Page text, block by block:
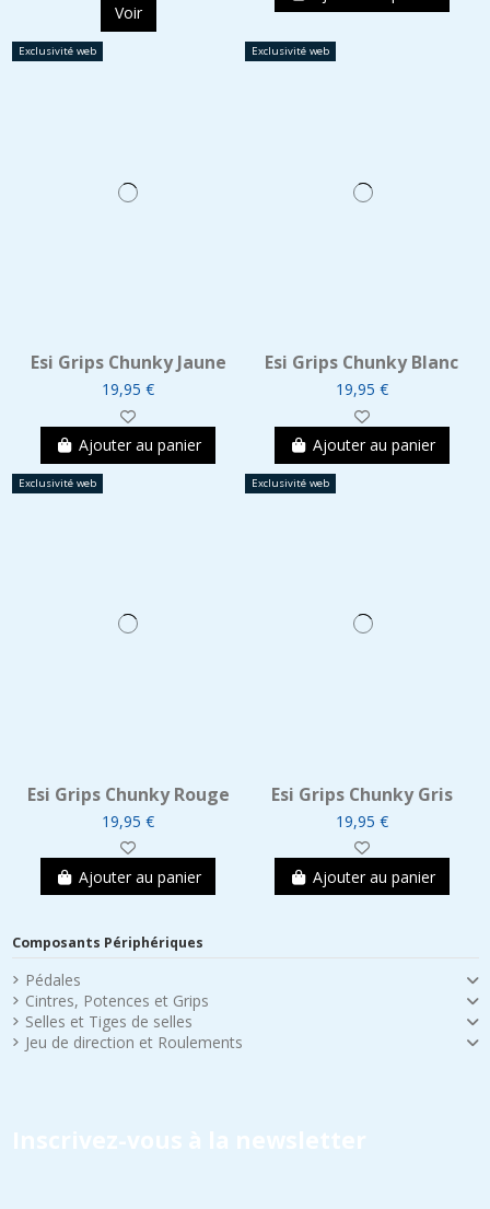
Voir
Exclusivité web
Esi Grips Chunky Jaune
19,95 €
Ajouter au panier
Exclusivité web
Esi Grips Chunky Blanc
19,95 €
Ajouter au panier
Exclusivité web
Esi Grips Chunky Rouge
19,95 €
Ajouter au panier
Exclusivité web
Esi Grips Chunky Gris
19,95 €
Ajouter au panier
Composants Périphériques
Pédales
Cintres, Potences et Grips
Selles et Tiges de selles
Jeu de direction et Roulements
Inscrivez-vous à la newsletter